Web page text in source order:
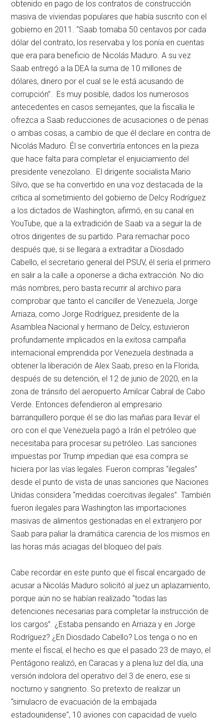
obtenido en pago de los contratos de construcción
masiva de viviendas populares que había suscrito con el
gobierno en 2011. “Saab tomaba 50 centavos por cada
dólar del contrato, los reservaba y los ponía en cuentas
que era para beneficio de Nicolás Maduro. A su vez
Saab entregó a la DEA la suma de 10 millones de
dólares, dinero por el cual se le está acusando de
corrupción”. Es muy posible, dados los numerosos
antecedentes en casos semejantes, que la fiscalía le
ofrezca a Saab reducciones de acusaciones o de penas
o ambas cosas, a cambio de que él declare en contra de
Nicolás Maduro. Él se convertiría entonces en la pieza
que hace falta para completar el enjuiciamiento del
presidente venezolano. El dirigente socialista Mario
Silvo, que se ha convertido en una voz destacada de la
crítica al sometimiento del gobierno de Delcy Rodríguez
a los dictados de Washington, afirmó, en su canal en
YouTube, que a la extradición de Saab va a seguir la de
otros dirigentes de su partido. Para remachar poco
después que, si se llegara a extraditar a Diosdado
Cabello, el secretario general del PSUV, él sería el primero
en salir a la calle a oponerse a dicha extracción. No dio
más nombres, pero basta recurrir al archivo para
comprobar que tanto el canciller de Venezuela, Jorge
Arriaza, como Jorge Rodríguez, presidente de la
Asamblea Nacional y hermano de Delcy, estuvieron
profundamente implicados en la exitosa campaña
internacional emprendida por Venezuela destinada a
obtener la liberación de Alex Saab, preso en la Florida,
después de su detención, el 12 de junio de 2020, en la
zona de tránsito del aeropuerto Amilcar Cabral de Cabo
Verde. Entonces defendieron al empresario
barranquillero porque él se dio las mañas para llevar el
oro con el que Venezuela pagó a Irán el petróleo que
necesitaba para procesar su petróleo. Las sanciones
impuestas por Trump impedían que esa compra se
hiciera por las vías legales. Fueron compras “ilegales”
desde el punto de vista de unas sanciones que Naciones
Unidas considera “medidas coercitivas ilegales”. También
fueron ilegales para Washington las importaciones
masivas de alimentos gestionadas en el extranjero por
Saab para paliar la dramática carencia de los mismos en
las horas más aciagas del bloqueo del país.
Cabe recordar en este punto que el fiscal encargado de
acusar a Nicolás Maduro solicitó al juez un aplazamiento,
porque aún no se habían realizado “todas las
detenciones necesarias para completar la instrucción de
los cargos”. ¿Estaba pensando en Arriaza y en Jorge
Rodríguez? ¿En Diosdado Cabello? Los tenga o no en
mente el fiscal, el hecho es que el pasado 23 de mayo, el
Pentágono realizó, en Caracas y a plena luz del día, una
versión indolora del operativo del 3 de enero, ese si
nocturno y sangriento. So pretexto de realizar un
“simulacro de evacuación de la embajada
estadounidense”, 10 aviones con capacidad de vuelo